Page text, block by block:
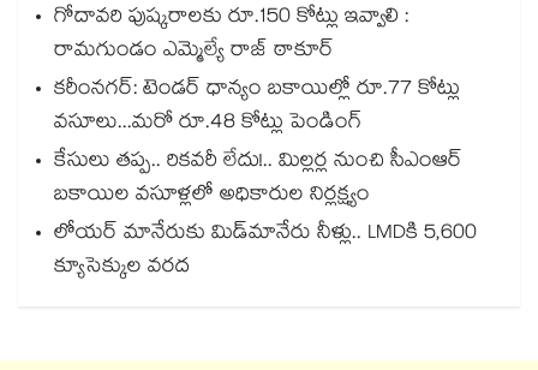
గోదావరి పుష్కరాలకు రూ.150 కోట్లు ఇవ్వాలి :
రామగుండం ఎమ్మెల్యే రాజ్ ఠాకూర్
కరీంనగర్: టెండర్ ధాన్యం బకాయిల్లో రూ.77 కోట్లు
వసూలు...మరో రూ.48 కోట్లు పెండింగ్
కేసులు తప్ప.. రికవరీ లేదు!.. మిల్లర్ల నుంచి సీఎంఆర్
బకాయిల వసూళ్లలో అధికారుల నిర్లక్ష్యం
లోయర్‌‌‌‌ మానేరుకు మిడ్‌‌మానేరు నీళ్లు.. LMDకి 5,600
క్యూసెక్కుల వరద